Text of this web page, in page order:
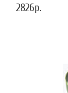
2826р.